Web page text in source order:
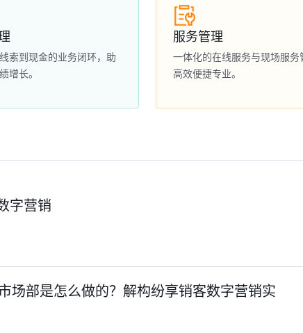
索到现金的业务闭环，助
增长。
服务管理
一体化的在线服务与现场服务
高效便捷专业。
字营销
场部是怎么做的？解构纷享销客数字营销实